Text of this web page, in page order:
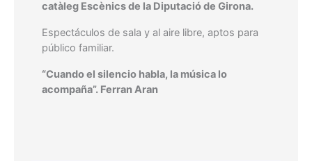
catàleg Escènics de la Diputació de Girona.
Espectáculos de sala y al aire libre, aptos para
público familiar.
“Cuando el silencio habla, la música lo
acompaña”. Ferran Aran